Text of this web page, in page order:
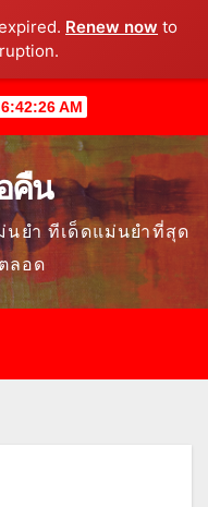
Renew now to
6:42:27 AM
คืน
นยำ ทีเด็ดแม่นยำที่สุด
ลอด